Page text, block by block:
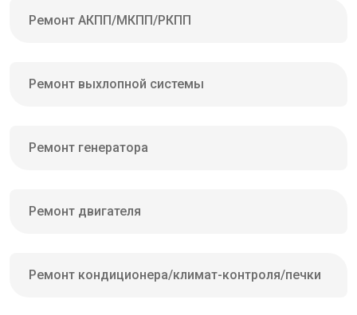
Ремонт АКПП/МКПП/РКПП
Ремонт выхлопной системы
Ремонт генератора
Ремонт двигателя
Ремонт кондиционера/климат-контроля/печки